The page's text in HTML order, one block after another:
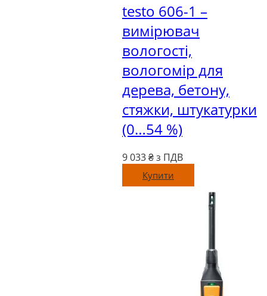
testo 606-1 –
вимірювач
вологості,
вологомір для
дерева, бетону,
стяжки, штукатурки
(0…54 %)
9 033₴ з ПДВ
Купити